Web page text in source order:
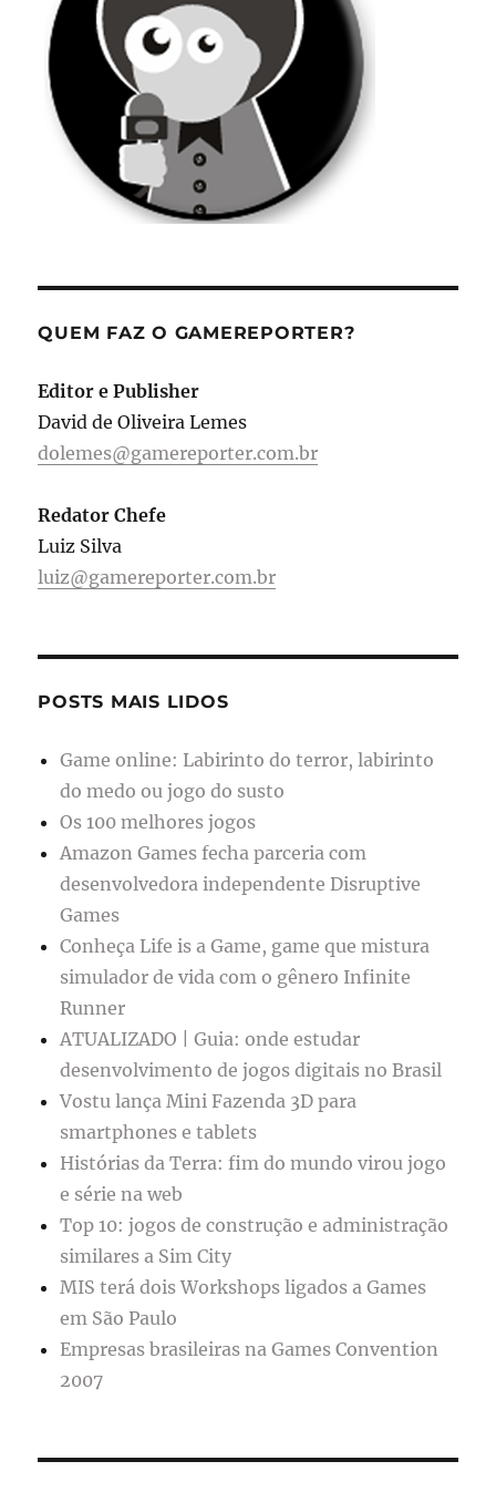
QUEM FAZ O GAMEREPORTER?
Editor e Publisher
David de Oliveira Lemes
dolemes@gamereporter.com.br
Redator Chefe
Luiz Silva
luiz@gamereporter.com.br
POSTS MAIS LIDOS
Game online: Labirinto do terror, labirinto
do medo ou jogo do susto
Os 100 melhores jogos
Amazon Games fecha parceria com
desenvolvedora independente Disruptive
Games
Conheça Life is a Game, game que mistura
simulador de vida com o gênero Infinite
Runner
ATUALIZADO | Guia: onde estudar
desenvolvimento de jogos digitais no Brasil
Vostu lança Mini Fazenda 3D para
smartphones e tablets
Histórias da Terra: fim do mundo virou jogo
e série na web
Top 10: jogos de construção e administração
similares a Sim City
MIS terá dois Workshops ligados a Games
em São Paulo
Empresas brasileiras na Games Convention
2007